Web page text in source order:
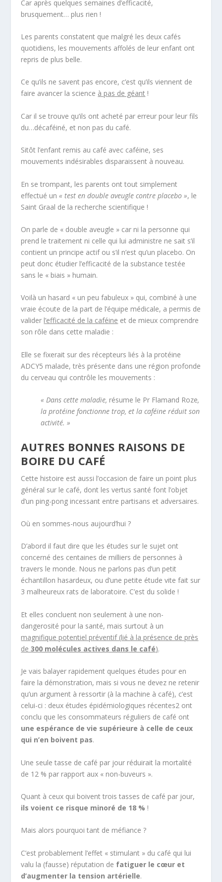
Car après quelques semaines d’efficacité,
brusquement… plus rien !
Les parents constatent que malgré les deux cafés
quotidiens, les mouvements affolés de leur enfant ont
repris de plus belle.
Ce qu’ils ne savent pas encore, c’est qu’ils viennent de
faire avancer la science à pas de géant !
Car il se trouve qu’ils ont acheté par erreur pour leur fils
du…décaféiné, et non pas du café.
Sitôt l’enfant remis au café avec caféine, ses
mouvements indésirables disparaissent à nouveau.
En se trompant, les parents ont tout simplement
effectué un« test en double aveugle contre placebo », le
Saint Graal de la recherche scientifique !
On parle de « double aveugle » car ni la personne qui
prend le traitement ni celle qui lui administre ne sait s’il
contient un principe actif ou s’il n’est qu’un placebo. On
peut donc étudier l’efficacité de la substance testée
sans le « biais » humain.
Voilà un hasard « un peu fabuleux » qui, combiné à une
vraie écoute de la part de l’équipe médicale, a permis de
valider l’efficacité de la caféine et de mieux comprendre
son rôle dans cette maladie :
Elle se fixerait sur des récepteurs liés à la protéine
ADCY5 malade, très présente dans une région profonde
du cerveau qui contrôle les mouvements :
« Dans cette maladie, résume le Pr Flamand Roze,
la protéine fonctionne trop, et la caféine réduit son
activité. »
AUTRES BONNES RAISONS DE
BOIRE DU CAFÉ
Cette histoire est aussi l’occasion de faire un point plus
général sur le café, dont les vertus santé font l’objet
d’un ping-pong incessant entre partisans et adversaires.
Où en sommes-nous aujourd’hui ?
D’abord il faut dire que les études sur le sujet ont
concerné des centaines de milliers de personnes à
travers le monde. Nous ne parlons pas d’un petit
échantillon hasardeux, ou d’une petite étude vite fait sur
3 malheureux rats de laboratoire. C’est du solide !
Et elles concluent non seulement à une non-
dangerosité pour la santé, mais surtout à un
magnifique potentiel préventif (lié à la présence de près
de300 molécules actives dans le café).
Je vais balayer rapidement quelques études pour en
faire la démonstration, mais si vous ne devez ne retenir
qu’un argument à ressortir (à la machine à café), c’est
celui-ci : deux études épidémiologiques récentes2 ont
conclu que les consommateurs réguliers de café ont
une espérance de vie supérieure à celle de ceux
qui n’en boivent pas.
Une seule tasse de café par jour réduirait la mortalité
de 12 % par rapport aux « non-buveurs ».
Quant à ceux qui boivent trois tasses de café par jour,
ils voient ce risque minoré de 18 % !
Mais alors pourquoi tant de méfiance ?
C’est probablement l’effet « stimulant » du café qui lui
valu la (fausse) réputation de fatiguer le cœur et
d’augmenter la tension artérielle.